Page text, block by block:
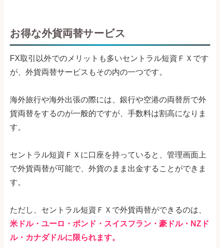
お得な外貨両替サービス
FX取引以外でのメリットも多いセントラル短資ＦＸです
が、外貨両替サービスもその内の一つです。
海外旅行や海外出張の際には、銀行や空港の両替所で外
貨両替をするのが一般的ですが、手数料は割高になりま
す。
セントラル短資ＦＸに口座を持っていると、管理画面上
で外貨両替が可能で、外貨のまま出金することができま
す。
ただし、セントラル短資ＦＸで外貨両替ができるのは、
米ドル・ユーロ・ポンド・スイスフラン・豪ドル・NZド
ル・カナダドルに限られます。